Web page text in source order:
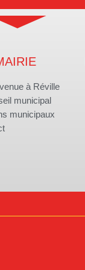
à Réville
municipal
municipaux